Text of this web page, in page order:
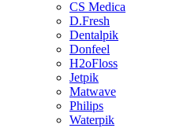
CS Medica
D.Fresh
Dentalpik
Donfeel
H2oFloss
Jetpik
Matwave
Philips
Waterpik